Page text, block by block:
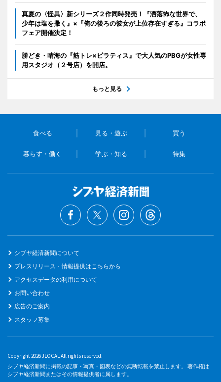
真夏の〈怪異〉新シリーズ２作同時発売！『洒落怖な世界で、
少年は塩を撒く』×『俺の後ろの彼女が上位存在すぎる』コラボ
フェア開催決定！
勝どき・晴海の『筋トレ×ピラティス』で大人気のPBGが女性専
用スタジオ（２号店）を開店。
もっと見る
食べる 見る・遊ぶ 買う
暮らす・働く 学ぶ・知る 特集
シブヤ経済新聞について
プレスリリース・情報提供はこちらから
アクセスデータの利用について
お問い合わせ
広告のご案内
スタッフ募集
Copyright 2026 JLOCAL All rights reserved.
シブヤ経済新聞に掲載の記事・写真・図表などの無断転載を禁止します。 著作権は
シブヤ経済新聞またはその情報提供者に属します。